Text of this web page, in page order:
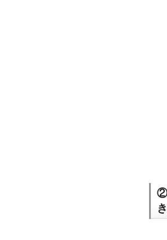
②